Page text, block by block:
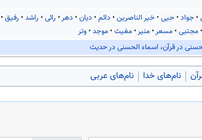
جواد حیی خیر الناصرین دائم دیان دهر رائی راشد رفیق
مجتبی مسعر منیر مغیث موجد وتر
در قرآن، اسماء الحسنی در حدیث
نام‌های خدا نام‌های عربی